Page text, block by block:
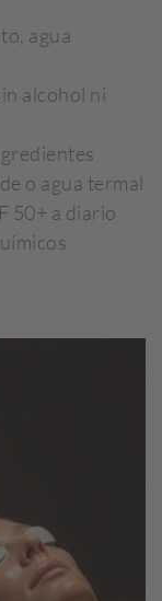
agua
alcohol ni
o agua termal
50+ a diario